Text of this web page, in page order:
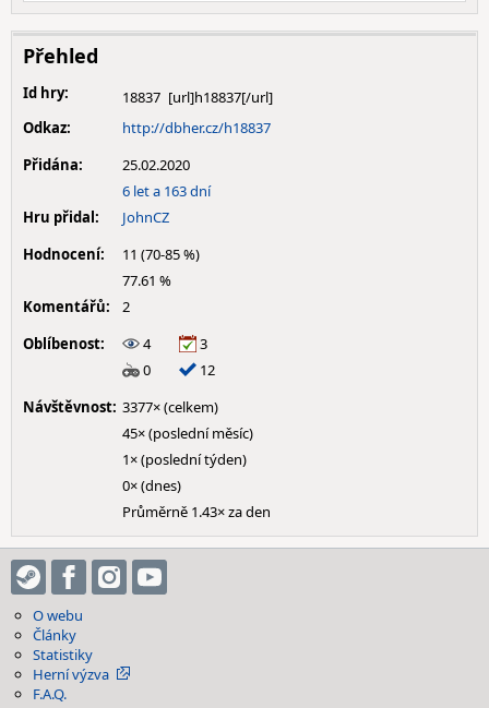
Přehled
Id hry:
18837
Odkaz:
http://dbher.cz/h18837
Přidána:
25.02.2020
6 let a 163 dní
Hru přidal:
JohnCZ
Hodnocení:
11 (70-85 %)
77.61 %
Komentářů:
2
Oblíbenost:
4
3
0
12
Návštěvnost: 3377× (celkem)
45× (poslední měsíc)
1× (poslední týden)
0× (dnes)
Průměrně 1.43× za den
O webu
Články
Statistiky
Herní výzva
F.A.Q.